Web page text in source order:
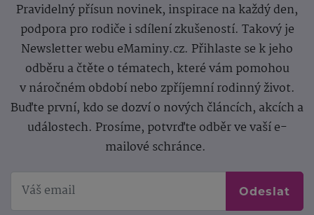
Pravidelný přísun novinek, inspirace na každý den,
podpora pro rodiče i sdílení zkušeností. Takový je
Newsletter webu eMaminy.cz. Přihlaste se k jeho
odběru a čtěte o tématech, které vám pomohou
v náročném období nebo zpříjemní rodinný život.
Buďte první, kdo se dozví o nových článcích, akcích a
událostech. Prosíme, potvrďte odběr ve vaší e-
mailové schránce.
Odeslat